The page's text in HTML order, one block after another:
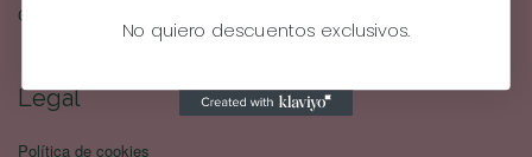
Cuida tus Lunitas
Legal
Política de cookies
No quiero descuentos exclusivos.